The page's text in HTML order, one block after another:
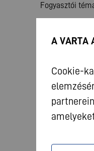
Fogyasztói
© 2026
A
Cookie-